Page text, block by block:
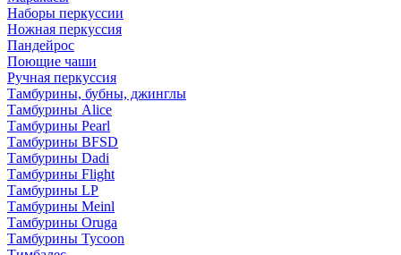
Наборы перкуссии
Ножная перкуссия
Пандейрос
Поющие чаши
Ручная перкуссия
Тамбурины, бубны, джинглы
Тамбурины Alice
Тамбурины Pearl
Тамбурины BFSD
Тамбурины Dadi
Тамбурины Flight
Тамбурины LP
Тамбурины Meinl
Тамбурины Oruga
Тамбурины Tycoon